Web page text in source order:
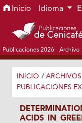
Ir al menú de
Ir al contenido
Ir al pie de página
Inicio Idioma
Publicaciones 2026 Archivo
INICIO / ARCHIVOS
PUBLICACIONES
ACIDS IN